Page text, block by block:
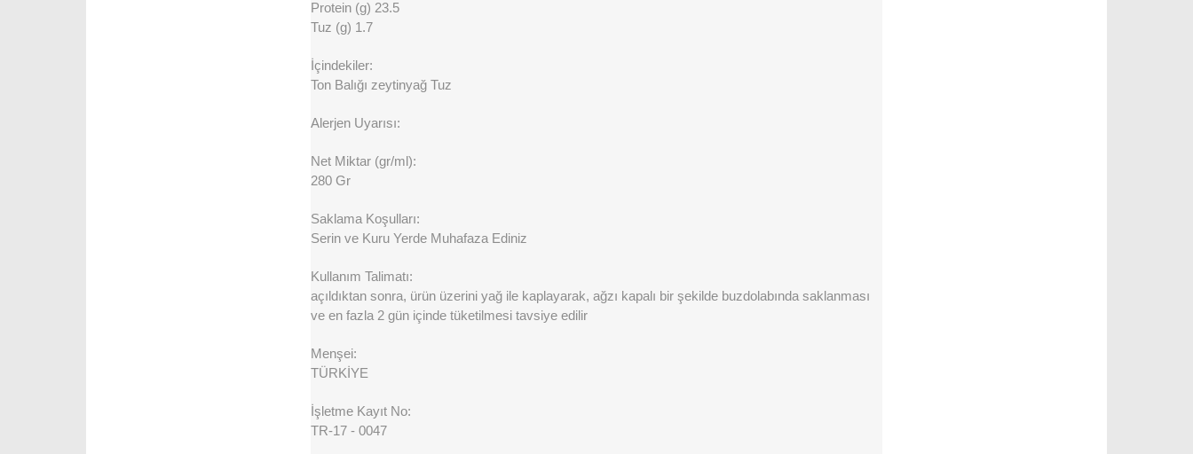
Protein (g) 23.5
Tuz (g) 1.7
İçindekiler:
Ton Balığı zeytinyağ Tuz
Alerjen Uyarısı:
Net Miktar (gr/ml):
280 Gr
Saklama Koşulları:
Serin ve Kuru Yerde Muhafaza Ediniz
Kullanım Talimatı:
açıldıktan sonra, ürün üzerini yağ ile kaplayarak, ağzı kapalı bir şekilde buzdolabında saklanması
ve en fazla 2 gün içinde tüketilmesi tavsiye edilir
Menşei:
TÜRKİYE
İşletme Kayıt No:
TR-17 - 0047